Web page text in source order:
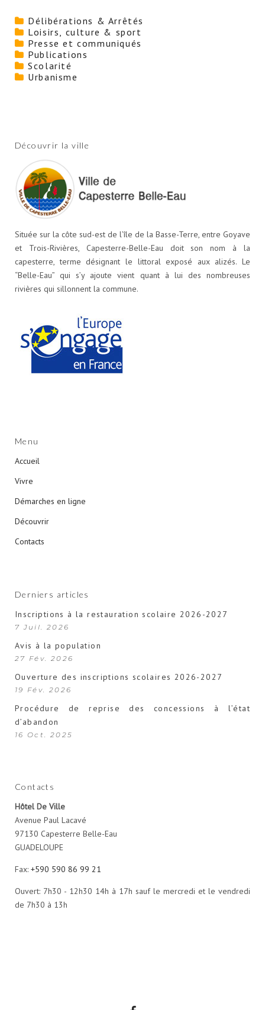
Délibérations & Arrêtés
Loisirs, culture & sport
Presse et communiqués
Publications
Scolarité
Urbanisme
Découvrir la ville
Située sur la côte sud-est de l’île de la Basse-Terre, entre Goyave
et Trois-Rivières, Capesterre-Belle-Eau doit son nom à la
capesterre, terme désignant le littoral exposé aux alizés. Le
“Belle-Eau” qui s’y ajoute vient quant à lui des nombreuses
rivières qui sillonnent la commune.
Menu
Accueil
Vivre
Démarches en ligne
Découvrir
Contacts
Derniers articles
Inscriptions à la restauration scolaire 2026-2027
7 Juil. 2026
Avis à la population
27 Fév. 2026
Ouverture des inscriptions scolaires 2026-2027
19 Fév. 2026
Procédure de reprise des concessions à l’état
d’abandon
16 Oct. 2025
Contacts
Hôtel De Ville
Avenue Paul Lacavé
97130 Capesterre Belle-Eau
GUADELOUPE
Fax: +590 590 86 99 21
Ouvert: 7h30 - 12h30 14h à 17h sauf le mercredi et le vendredi
de 7h30 à 13h